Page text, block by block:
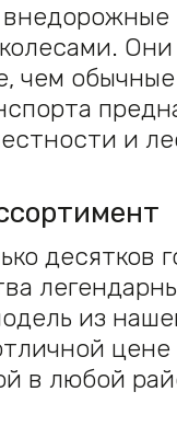
Они
чем
и
десятков
из
цене
в любой